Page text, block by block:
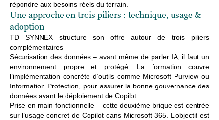
répondre aux besoins réels du terrain.
Une approche en trois piliers : technique, usage &
adoption
TD SYNNEX structure son offre autour de trois piliers
complémentaires :
Sécurisation des données –avant même de parler IA, il faut un
environnement propre et protégé. La formation couvre
l’implémentation concrète d’outils comme Microsoft Purview ou
Information Protection, pour assurer la bonne gouvernance des
données avant le déploiement de Copilot.
Prise en main fonctionnelle – cette deuxième brique est centrée
sur l’usage concret de Copilot dans Microsoft 365. L’objectif est